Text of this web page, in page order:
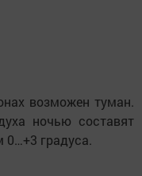
возможен туман.
ночью составят
градуса.